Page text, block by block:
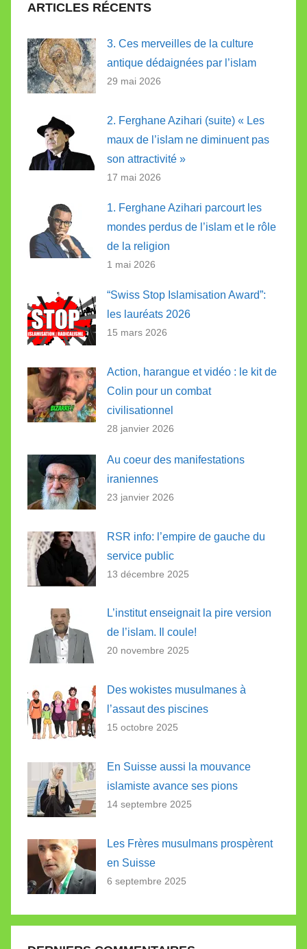
ARTICLES RÉCENTS
3. Ces merveilles de la culture
antique dédaignées par l’islam
29 mai 2026
2. Ferghane Azihari (suite) « Les
maux de l’islam ne diminuent pas
son attractivité »
17 mai 2026
1. Ferghane Azihari parcourt les
mondes perdus de l’islam et le rôle
de la religion
1 mai 2026
“Swiss Stop Islamisation Award”:
les lauréats 2026
15 mars 2026
Action, harangue et vidéo : le kit de
Colin pour un combat
civilisationnel
28 janvier 2026
Au coeur des manifestations
iraniennes
23 janvier 2026
RSR info: l’empire de gauche du
service public
13 décembre 2025
L’institut enseignait la pire version
de l’islam. Il coule!
20 novembre 2025
Des wokistes musulmanes à
l’assaut des piscines
15 octobre 2025
En Suisse aussi la mouvance
islamiste avance ses pions
14 septembre 2025
Les Frères musulmans prospèrent
en Suisse
6 septembre 2025